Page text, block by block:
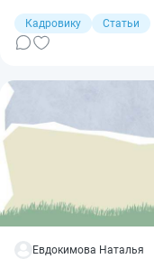
штрафы. Я
заполнить и подать
санкций.
Кадровику
Статьи
Евдокимова Наталья